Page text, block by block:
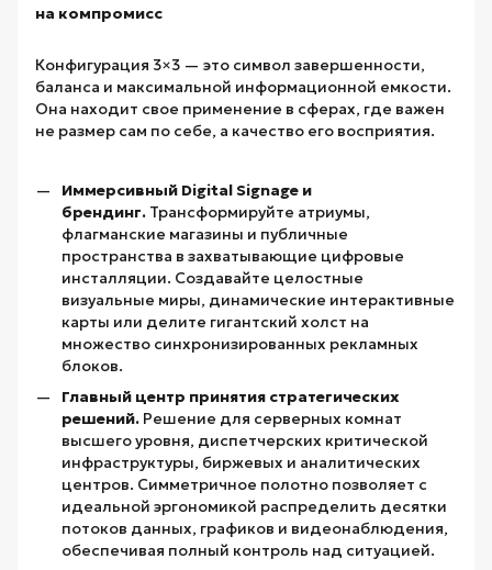
на компромисс
Конфигурация 3×3 — это символ завершенности,
баланса и максимальной информационной емкости.
Она находит свое применение в сферах, где важен
не размер сам по себе, а качество его восприятия.
Иммерсивный Digital Signage и
брендинг. Трансформируйте атриумы,
флагманские магазины и публичные
пространства в захватывающие цифровые
инсталляции. Создавайте целостные
визуальные миры, динамические интерактивные
карты или делите гигантский холст на
множество синхронизированных рекламных
блоков.
Главный центр принятия стратегических
решений. Решение для серверных комнат
высшего уровня, диспетчерских критической
инфраструктуры, биржевых и аналитических
центров. Симметричное полотно позволяет с
идеальной эргономикой распределить десятки
потоков данных, графиков и видеонаблюдения,
обеспечивая полный контроль над ситуацией.